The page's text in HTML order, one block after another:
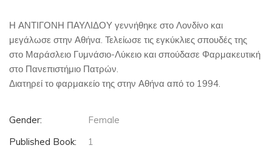
Η ΑΝΤΙΓΟΝΗ ΠΑΥΛΙΔΟΥ γεννήθηκε στο Λονδίνο και
μεγάλωσε στην Αθήνα. Τελείωσε τις εγκύκλιες σπουδές της
στο Μαράσλειο Γυμνάσιο-Λύκειο και σπούδασε Φαρμακευτική
στο Πανεπιστήμιο Πατρών.
Διατηρεί το φαρμακείο της στην Αθήνα από το 1994.
Gender:
Female
Published Book:
1